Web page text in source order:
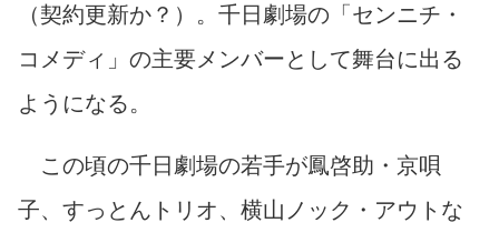
（契約更新か？）。千日劇場の「センニチ・
コメディ」の主要メンバーとして舞台に出る
ようになる。
この頃の千日劇場の若手が鳳啓助・京唄
子、すっとんトリオ、横山ノック・アウトな